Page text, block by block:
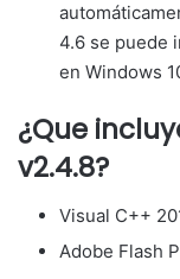
4.6 se puede
en Windows
¿Que
v2.4.8?
Visual C++
Adobe Flash